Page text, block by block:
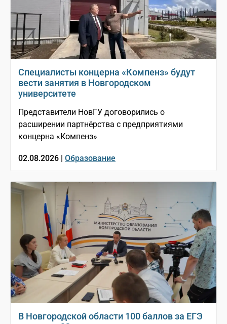
Специалисты концерна «Компенз» будут
вести занятия в Новгородском
университете
Представители НовГУ договорились о
расширении партнёрства с предприятиями
концерна «Компенз»
02.08.2026 | Образование
В Новгородской области 100 баллов за ЕГЭ